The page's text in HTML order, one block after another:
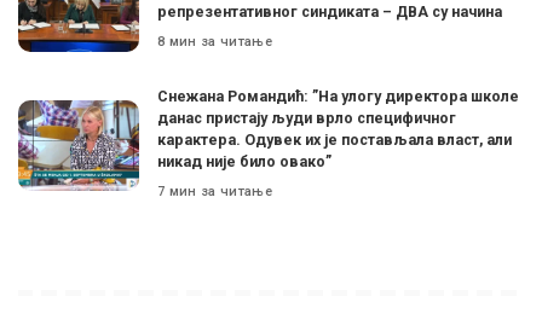
репрезентативног синдиката – ДВА су начина
8 мин за читање
Снежана Романдић: ”На улогу директора школе
данас пристају људи врло специфичног
карактера. Одувек их је постављала власт, али
никад није било овако”
7 мин за читање